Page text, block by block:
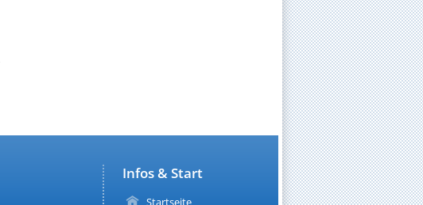
Infos & Start
Startseite